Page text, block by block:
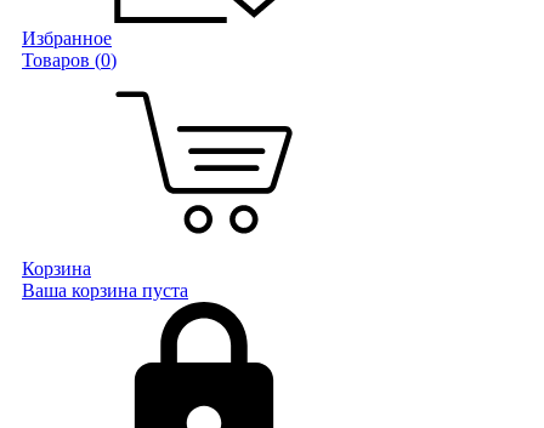
Избранное
Товаров (0)
Корзина
Ваша корзина пуста